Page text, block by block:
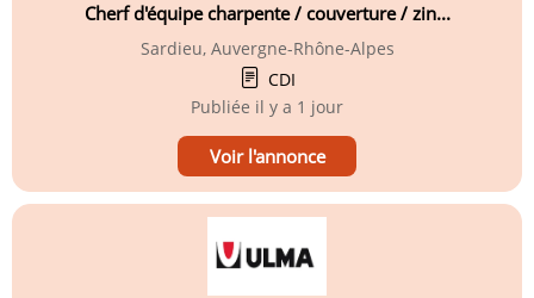
Cherf d'équipe charpente / couverture / zin...
Sardieu, Auvergne-Rhône-Alpes
CDI
Publiée il y a 1 jour
Voir l'annonce